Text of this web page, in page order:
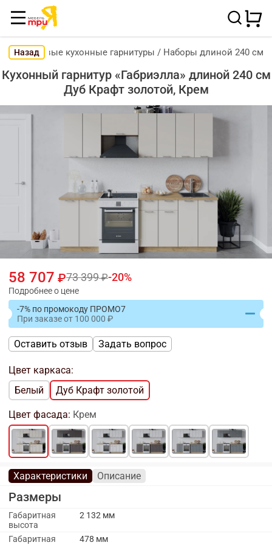
НазадГотовые кухонные гарнитуры / Наборы длиной 240 см
Кухонный гарнитур «Габриэлла» длиной 240 см
Дуб Крафт золотой, Крем
58 707 73 399 20
Подробнее о цене
-7% по промокоду ПРОМО7
При заказеот 100 000
Оставить отзыв Задать вопрос
Цвет каркаса:
Белый
Дуб Крафт золотой
Цвет фасада: Крем
Характеристики Описание
Размеры
Габаритная
высота
2 132 мм
Габаритная
478 мм